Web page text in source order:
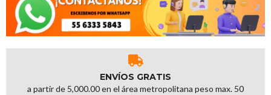
ENVÍOS GRATIS
a partir de 5,000.00 en el área metropolitana peso max. 50